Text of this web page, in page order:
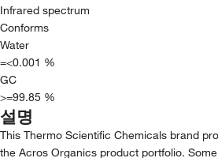
Infrared spectrum
Conforms
Water
=<0.001 %
GC
>=99.85 %
설명
This Thermo Scientific Chemicals brand
the Acros Organics product portfolio.